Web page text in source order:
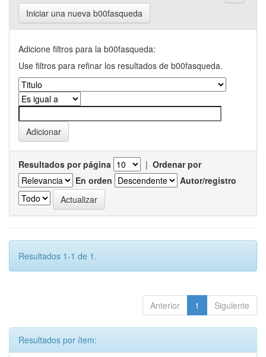
Iniciar una nueva b00fasqueda
Adicione filtros para la b00fasqueda:
Use filtros para refinar los resultados de b00fasqueda.
Resultados por página | Ordenar por
En orden
Autor/registro
Resultados 1-1 de 1.
Anterior 1 Siguiente
Resultados por ítem: